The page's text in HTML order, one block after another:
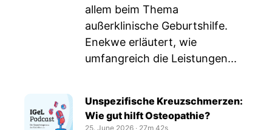
allem beim Thema
außerklinische Geburtshilfe.
Enekwe erläutert, wie
umfangreich die Leistungen...
Unspezifische Kreuzschmerzen:
Wie gut hilft Osteopathie?
25. June 2026 ‧ 27m 42s